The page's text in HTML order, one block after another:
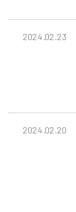
2024.02.23
2024.02.20